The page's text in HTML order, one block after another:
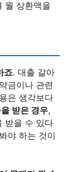
월 상환액을
죠. 대출 갈아
금이나 관련
은 생각보다
받은 경우,
받을 수 있다
야 하는 것이